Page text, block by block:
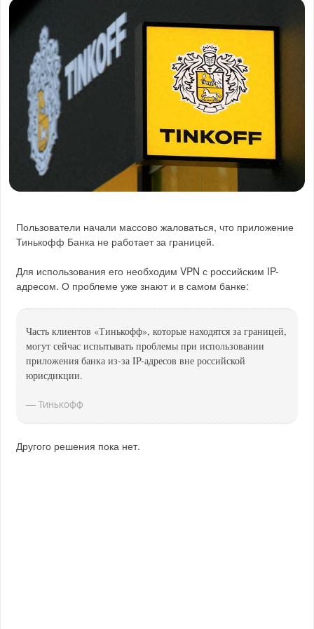
Пользователи начали массово жаловаться, что приложение
Тинькофф Банка не работает за границей.
Для использования его необходим VPN с российским IP-
адресом. О проблеме уже знают и в самом банке:
Часть клиентов «Тинькофф», которые находятся за границей,
могут сейчас испытывать проблемы при использовании
приложения банка из-за IP-адресов вне российской
юрисдикции.
— Тинькофф
Другого решения пока нет.